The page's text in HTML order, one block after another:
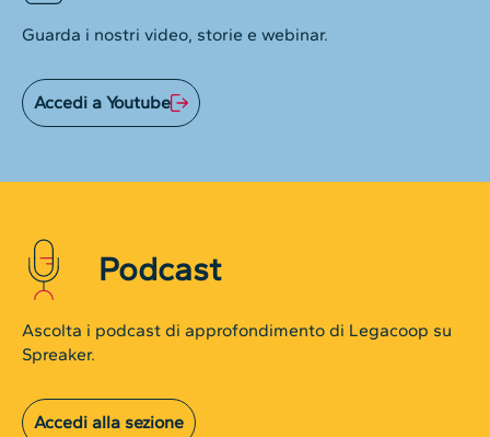
Guarda i nostri video, storie e webinar.
Accedi a Youtube
Podcast
Ascolta i podcast di approfondimento di Legacoop su
Spreaker.
Accedi alla sezione